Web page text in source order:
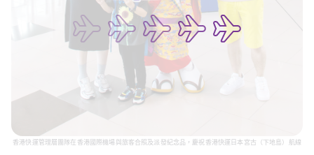
香港快運管理層團隊在香港國際機場與旅客合照及派發紀念品，慶祝香港快運日本宮古（下地島）航線